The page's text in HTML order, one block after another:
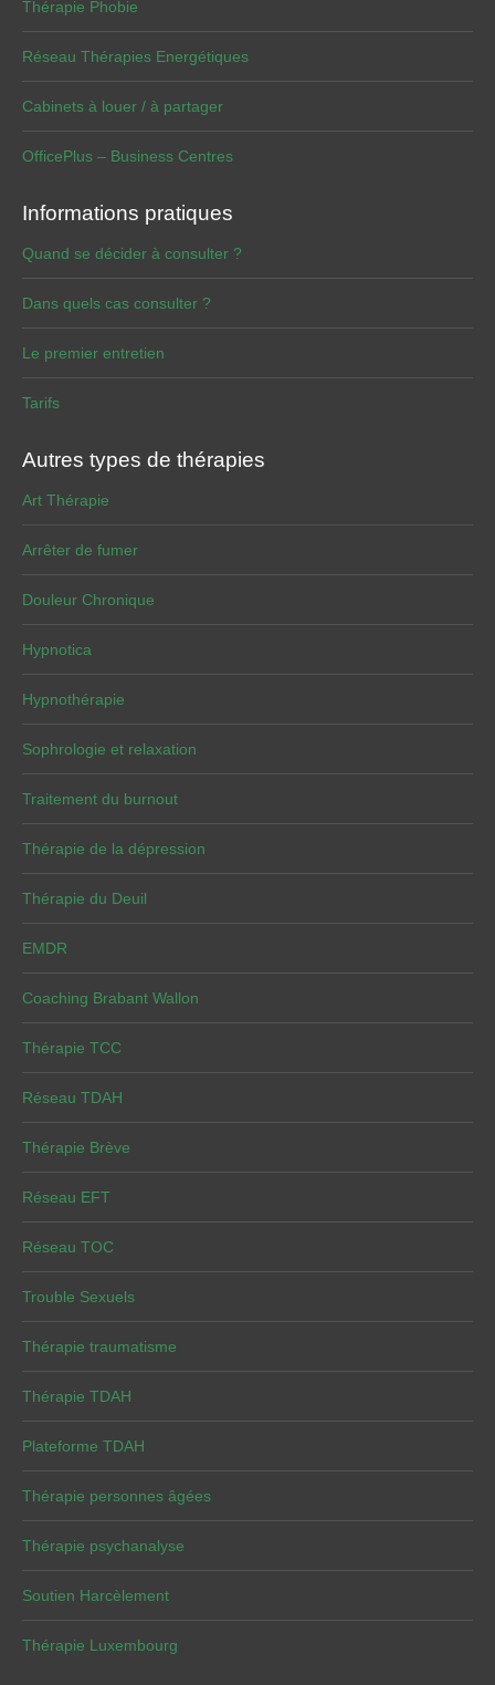
Thérapie Phobie
Réseau Thérapies Energétiques
Cabinets à louer / à partager
OfficePlus – Business Centres
Informations pratiques
Quand se décider à consulter ?
Dans quels cas consulter ?
Le premier entretien
Tarifs
Autres types de thérapies
Art Thérapie
Arrêter de fumer
Douleur Chronique
Hypnotica
Hypnothérapie
Sophrologie et relaxation
Traitement du burnout
Thérapie de la dépression
Thérapie du Deuil
EMDR
Coaching Brabant Wallon
Thérapie TCC
Réseau TDAH
Thérapie Brève
Réseau EFT
Réseau TOC
Trouble Sexuels
Thérapie traumatisme
Thérapie TDAH
Plateforme TDAH
Thérapie personnes âgées
Thérapie psychanalyse
Soutien Harcèlement
Thérapie Luxembourg